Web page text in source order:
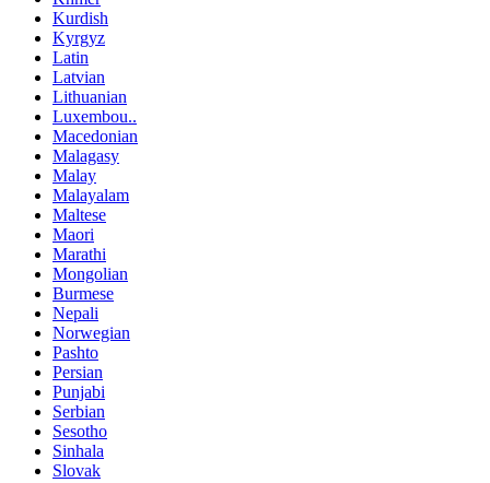
Kurdish
Kyrgyz
Latin
Latvian
Lithuanian
Luxembou..
Macedonian
Malagasy
Malay
Malayalam
Maltese
Maori
Marathi
Mongolian
Burmese
Nepali
Norwegian
Pashto
Persian
Punjabi
Serbian
Sesotho
Sinhala
Slovak